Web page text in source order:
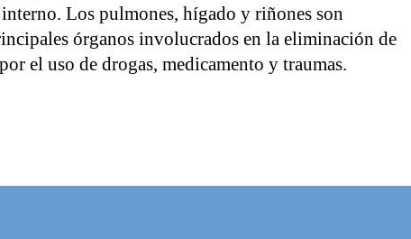
Los pulmones, hígado y riñones son
órganos involucrados en la eliminación de
el uso de drogas, medicamento y traumas.